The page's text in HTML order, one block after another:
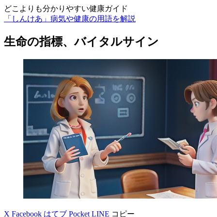
どこよりも分かりやすい健康ガイド
「しんけあ」病気や健康の用語を解説
生命の指標、バイタルサイン
X Facebook はてブ Pocket LINE コピー